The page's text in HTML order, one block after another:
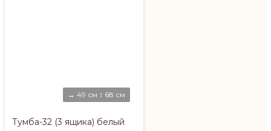
↔ 49 см ↕ 68 см
Тумба-32 (3 ящика) белый